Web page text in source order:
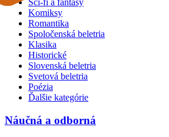
Sci-fi a fantasy
Komiksy
Romantika
Spoločenská beletria
Klasika
Historické
Slovenská beletria
Svetová beletria
Poézia
Ďalšie kategórie
Náučná a odborná